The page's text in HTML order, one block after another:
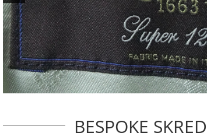
BESPOKE